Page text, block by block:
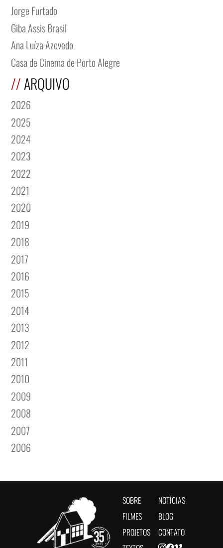
Jorge Furtado
Giba Assis Brasil
Ana Luíza Azevedo
Casa de Cinema de Porto Alegre
ARQUIVO
2026
2025
2024
2023
2022
2021
2020
2019
2018
2017
2016
2015
2014
2013
2012
2011
2010
2009
2008
2007
2006
SOBRE
FILMES
PROJETOS
NOTÍCIAS
BLOG
CONTATO